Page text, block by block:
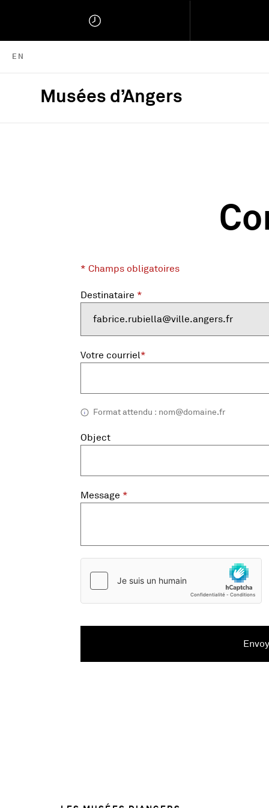
EN
Musées d’Angers
* Champs obligatoires
Pour des raisons de sécurité, ce
Vous pouvez également contourner le
Destinataire *
fabrice.rubiella@ville.angers.fr
Votre courriel*
Format attendu : nom@domaine.fr
Object
Message *